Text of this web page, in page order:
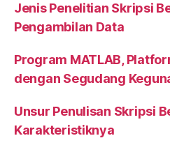
Jenis Penelitian Skripsi
Pengambilan Data
Program MATLAB,
dengan Segudang
Unsur Penulisan Skripsi
Karakteristiknya